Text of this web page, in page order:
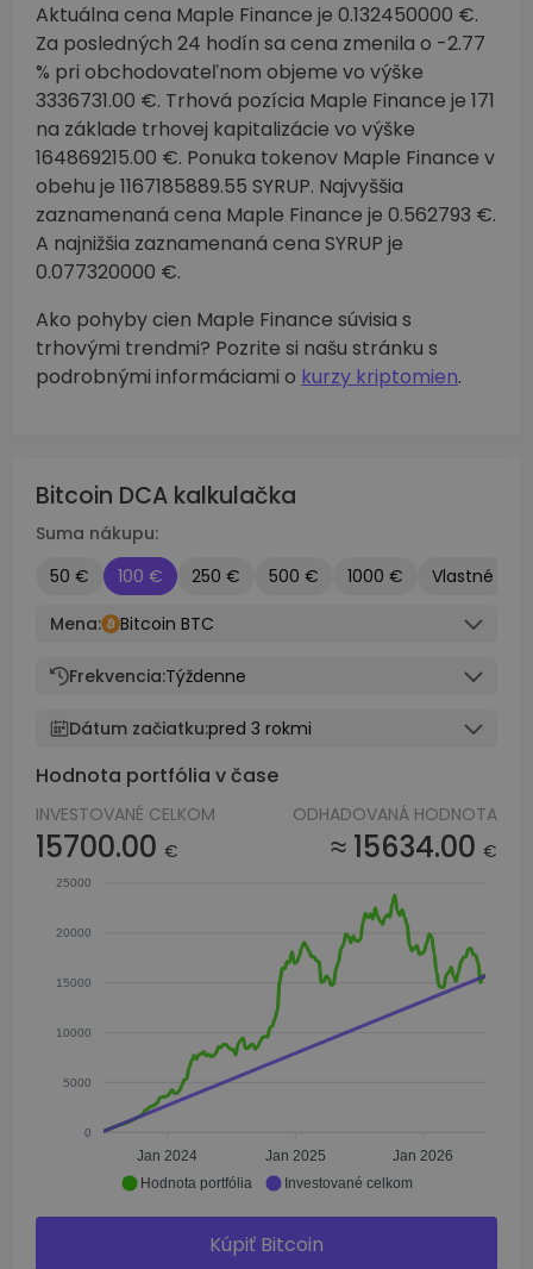
Aktuálna cena Maple Finance je 0.132450000 €.
Za posledných 24 hodín sa cena zmenila o -2.77
% pri obchodovateľnom objeme vo výške
3336731.00 €. Trhová pozícia Maple Finance je 171
na základe trhovej kapitalizácie vo výške
164869215.00 €. Ponuka tokenov Maple Finance v
obehu je 1167185889.55 SYRUP. Najvyššia
zaznamenaná cena Maple Finance je 0.562793 €.
A najnižšia zaznamenaná cena SYRUP je
0.077320000 €.
Ako pohyby cien Maple Finance súvisia s
trhovými trendmi? Pozrite si našu stránku s
podrobnými informáciami o kurzy kriptomien.
Bitcoin DCA kalkulačka
Suma nákupu:
50 €
100 € 250 € 500 € 1000 €
Vlastné
Mena:
Bitcoin BTC
Frekvencia:Týždenne
Dátum začiatku:pred 3 rokmi
Hodnota portfólia v čase
INVESTOVANÉ CELKOM
15700.00 €
ODHADOVANÁ HODNOTA
≈ 15634.00 €
25000
20000
15000
10000
5000
0
Jan 2024 Jan 2025 Jan 2026
Hodnota portfólia Investované celkom
Kúpiť Bitcoin